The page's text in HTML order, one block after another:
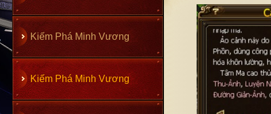
Kiếm Phá Minh Vương
Kiếm Phá Minh Vương